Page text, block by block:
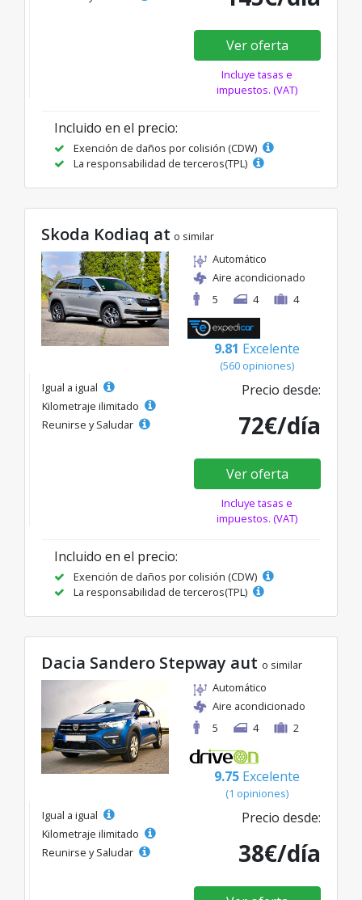
Ver oferta
Incluye tasas e
impuestos. (VAT)
Incluido en el precio:
Exención de daños por colisión (CDW)
La responsabilidad de terceros(TPL)
Skoda Kodiaq at o similar
Automático
Aire acondicionado
5
4 4
9.81 Excelente
(560 opiniones)
Igual a igual
Kilometraje ilimitado
Reunirse y Saludar
Precio desde:
72€/día
Ver oferta
Incluye tasas e
impuestos. (VAT)
Incluido en el precio:
Exención de daños por colisión (CDW)
La responsabilidad de terceros(TPL)
Dacia Sandero Stepway aut o similar
Automático
Aire acondicionado
5
4 2
9.75 Excelente
(1 opiniones)
Igual a igual
Kilometraje ilimitado
Reunirse y Saludar
Precio desde:
38€/día